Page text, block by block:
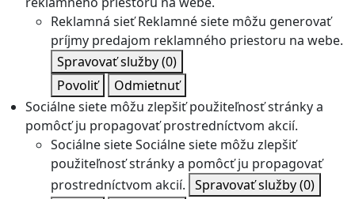
Reklamná sieť Reklamné siete môžu generovať
príjmy predajom reklamného priestoru na webe.
Spravovať služby(0)
Povoliť
Odmietnuť
Sociálne siete môžu zlepšiť použiteľnosť stránky a
pomôcť ju propagovať prostredníctvom akcií.
Sociálne sieteSociálne siete môžu zlepšiť
použiteľnosť stránky a pomôcť ju propagovať
prostredníctvom akcií. Spravovať služby(0)